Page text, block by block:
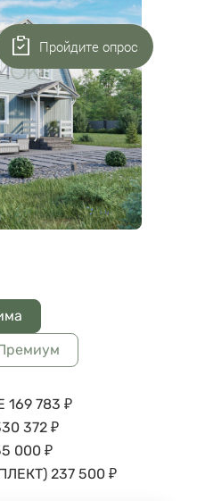
169 783 ₽
372 ₽
000 ₽
237 500 ₽
Пройдите опрос